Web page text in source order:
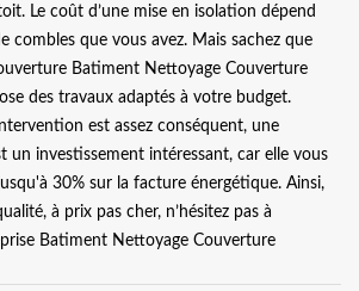
Le coût d’une mise en isolation dépend
combles que vous avez. Mais sachez que
Batiment Nettoyage Couverture
des travaux adaptés à votre budget.
est assez conséquent, une
un investissement intéressant, car elle vous
30% sur la facture énergétique. Ainsi,
à prix pas cher, n’hésitez pas à
Batiment Nettoyage Couverture